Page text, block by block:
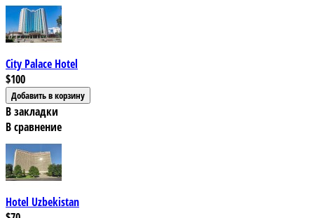
City Palace Hotel
$100
В закладки
В сравнение
Hotel Uzbekistan